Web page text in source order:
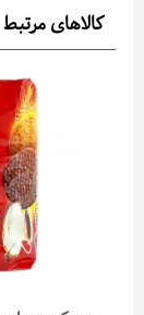
کالاهای مرتبط